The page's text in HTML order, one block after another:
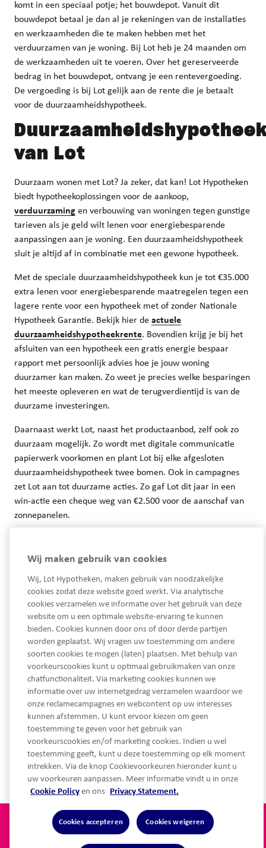
komt in een speciaal potje; het bouwdepot. Vanuit dit
bouwdepot betaal je dan al je rekeningen van de installaties
en werkzaamheden die te maken hebben met het
verduurzamen van je woning. Bij Lot heb je 24 maanden om
de werkzaamheden uit te voeren. Over het gereserveerde
bedrag in het bouwdepot, ontvang je een rentevergoeding.
De vergoeding is bij Lot gelijk aan de rente die je betaalt
voor de duurzaamheidshypotheek.
van Lot
Duurzaam wonen met Lot? Ja zeker, dat kan! Lot Hypotheken
biedt hypotheekoplossingen voor de aankoop,
verduurzaming en verbouwing van woningen tegen gunstige
tarieven als je geld wilt lenen voor energiebesparende
aanpassingen aan je woning. Een duurzaamheidshypotheek
sluit je altijd af in combinatie met een gewone hypotheek.
Met de speciale duurzaamheidshypotheek kun je tot €35.000
extra lenen voor energiebesparende maatregelen tegen een
lagere rente voor een hypotheek met of zonder Nationale
Hypotheek Garantie. Bekijk hier de actuele
duurzaamheidshypotheekrente. Bovendien krijg je bij het
afsluiten van een hypotheek een gratis energie bespaar
rapport met persoonlijk advies hoe je jouw woning
duurzamer kan maken. Zo weet je precies welke besparingen
het meeste opleveren en wat de terugverdientijd is van de
duurzame investeringen.
Daarnaast werkt Lot, naast het productaanbod, zelf ook zo
duurzaam mogelijk. Zo wordt met digitale communicatie
papierwerk voorkomen en plant Lot bij elke afgesloten
duurzaamheidshypotheek twee bomen. Ook in campagnes
zet Lot aan tot duurzame acties. Zo gaf Lot dit jaar in een
win-actie een cheque weg van €2.500 voor de aanschaf van
zonnepanelen.
Ma - Vrij van 08.30 tot 17.30 uur
service@lothypotheken.nl
Snel naar
Over Lot Hypotheken
Privacy statement
Algemene voorwaarden
Wij maken gebruik van cookies
Wij, Lot Hypotheken, maken gebruik van noodzakelijke
cookies zodat deze website goed werkt. Via analytische
cookies verzamelen we informatie over het gebruik van deze
website om u een optimale website-ervaring te kunnen
bieden. Cookies kunnen door ons of door derde partijen
worden geplaatst. Wij vragen uw toestemming om andere
soorten cookies te mogen (laten) plaatsen. Met behulp van
voorkeurscookies kunt u optimaal gebruikmaken van onze
chatfunctionaliteit. Via marketing cookies kunnen we
informatie over uw internetgedrag verzamelen waardoor we
onze reclamecampagnes en webcontent op uw interesses
kunnen afstemmen. U kunt ervoor kiezen om geen
toestemming te geven voor het gebruik van
voorkeurscookies en/of marketing cookies. Indien u wel
toestemming geeft, kunt u deze toestemming op elk moment
intrekken. Via de knop Cookievoorkeuren hieronder kunt u
uw voorkeuren aanpassen. Meer informatie vindt u in onze
Cookie Policy en ons Privacy Statement.
Cookies accepteren Cookies weigeren